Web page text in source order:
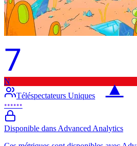
7
▲
N
Téléspectateurs Uniques
••••••
Disponible dans Advanced Analytics